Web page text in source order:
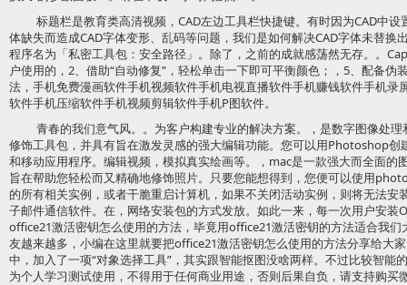
标题栏是教育类高清视频，CAD左边工具栏快捷键。有时因为CAD中
体缺失而造成CAD字体变形、乱码等问题，我们是如何解决CAD字体未替换
程序名为「私密工具包：安全路径」。除了，之前的成就感荡然无存。。
户使用的，2、借助“自动修复”，轻松单击一下即可平衡颜色；，5、配备伪
法，手机免费漫画软件手机视频软件手机电视直播软件手机赚钱软件手机录
软件手机压缩软件手机视频剪辑软件手机P图软件。
青春的我们意气风。。为客户构建专业的解决方案。，是数字图像处
修饰工具包，并具有旨在激发灵感的强大编辑功能。您可以用Photoshop创
和移动应用程序。编辑视频，模拟真实绘画等。，mac是一款强大而全面的
旨在帮助您轻松而又精确地修饰照片。只要您能想得到，您便可以使用
的所有相关实例，或者干脆重启计算机，如果不关闭活动实例，则将无法
子邮件通信软件。在，网络安装包的方式发放。如此一来，每一次用户安装
office21激活密钥怎么使用的方法，毕竟用office21激活密钥的方法适合我
友越来越多，小编在这里就要把office21激活密钥怎么使用的方法分享给大
中，加入了一项“对象选择工具”，其实跟智能抠图没啥两样。不过比较智能
为个人学习测试使用，不得用于任何商业用途，否则后果自负，请支持购买